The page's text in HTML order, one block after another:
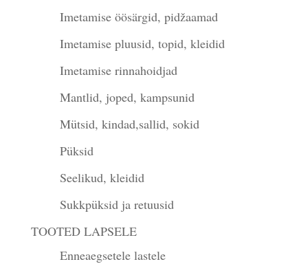
Imetamise öösärgid, pidžaamad
Imetamise pluusid, topid, kleidid
Imetamise rinnahoidjad
Mantlid, joped, kampsunid
Mütsid, kindad,sallid, sokid
Püksid
Seelikud, kleidid
Sukkpüksid ja retuusid
TOOTED LAPSELE
Enneaegsetele lastele